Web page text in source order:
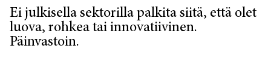
Ei julkisella sektorilla palkita siitä, että olet
luova, rohkea tai innovatiivinen.
Päinvastoin.